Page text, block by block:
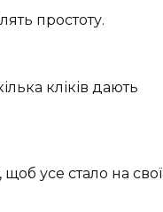
простоту.
кліків дають
щоб усе стало на свої